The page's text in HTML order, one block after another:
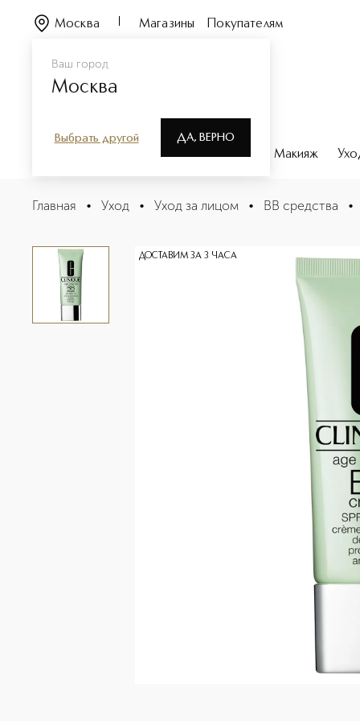
Ваш город
Москва
Выбрать другой ДА, ВЕРНО
Москва Магазины Покупателям
Парфюмерия Макияж
Age Defense BB-Cream Многофункциональный
Описание
Главная • Уход • Уход за лицом • BB средства •
ДОСТАВИМ ЗА 3 ЧАСА